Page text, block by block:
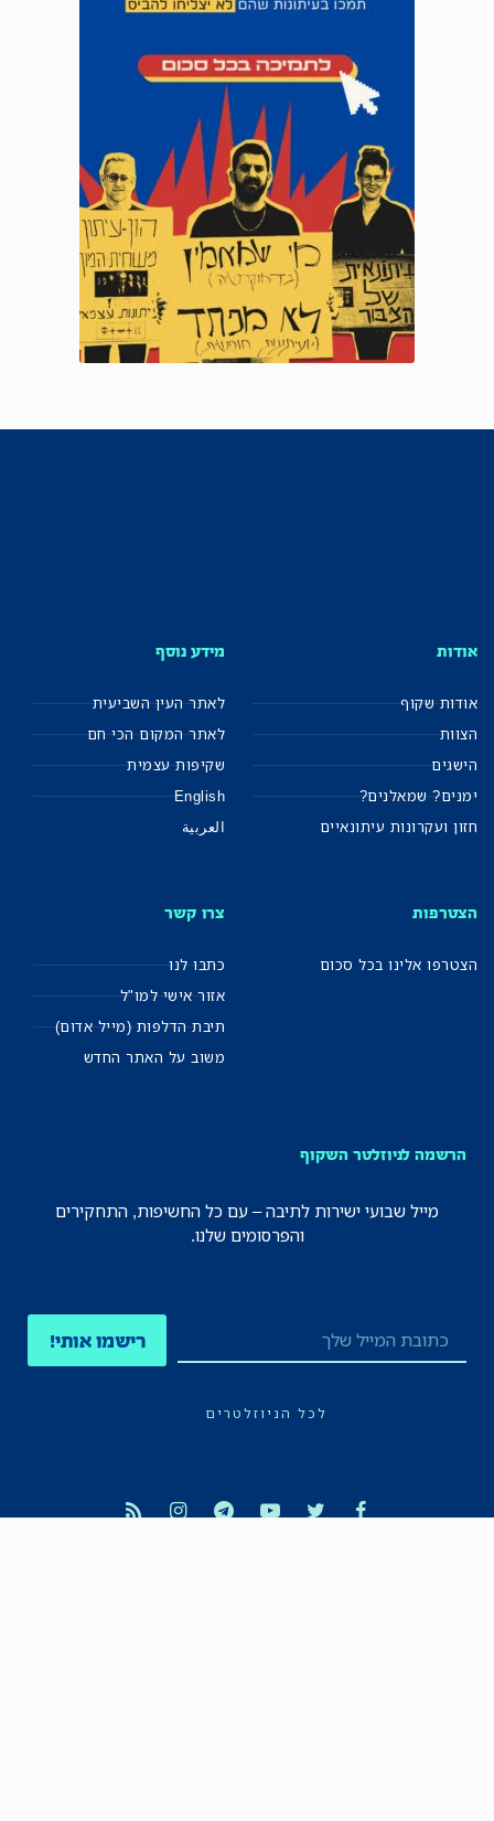
אודות
אודות שקוף
הצוות
הישגים
ימנים? שמאלנים?
חזון ועקרונות עיתונאיים
מידע נוסף
לאתר העין השביעית
לאתר המקום הכי חם
שקיפות עצמית
English
العربية
הצטרפות
הצטרפו אלינו בכל סכום
צרו קשר
כתבו לנו
אזור אישי למו"ל
תיבת הדלפות (מייל אדום)
משוב על האתר החדש
הרשמה לניוזלטר השקוף
מייל שבועי ישירות לתיבה – עם כל החשיפות, התחקירים
והפרסומים שלנו.
רישמו אותי!
לכל הניוזלטרים